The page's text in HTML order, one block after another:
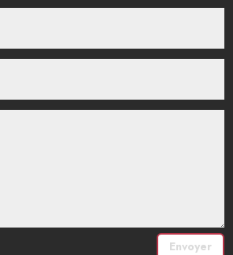
Envoyer